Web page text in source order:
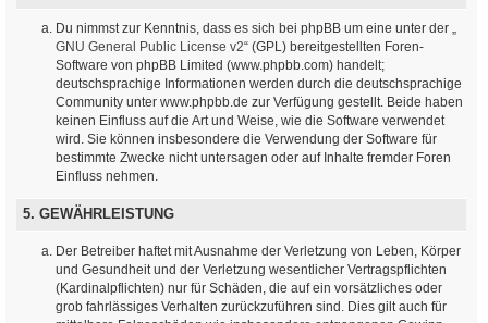
Du nimmst zur Kenntnis, dass es sich bei phpBB um eine unter der „
GNU General Public License v2“ (GPL) bereitgestellten Foren-
Software von phpBB Limited (www.phpbb.com) handelt;
deutschsprachige Informationen werden durch die deutschsprachige
Community unter www.phpbb.de zur Verfügung gestellt. Beide haben
keinen Einfluss auf die Art und Weise, wie die Software verwendet
wird. Sie können insbesondere die Verwendung der Software für
bestimmte Zwecke nicht untersagen oder auf Inhalte fremder Foren
Einfluss nehmen.
5. GEWÄHRLEISTUNG
Der Betreiber haftet mit Ausnahme der Verletzung von Leben, Körper
und Gesundheit und der Verletzung wesentlicher Vertragspflichten
(Kardinalpflichten) nur für Schäden, die auf ein vorsätzliches oder
grob fahrlässiges Verhalten zurückzuführen sind. Dies gilt auch für